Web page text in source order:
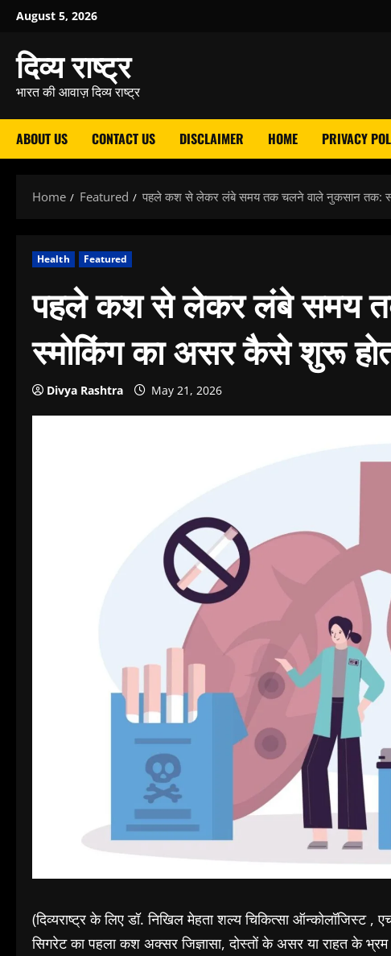
Skip
content
August 5, 2026
दिव्य राष्ट्र
भारत की आवाज़ दिव्य राष्ट्र
ABOUT US CONTACT US DISCLAIMER HOME PRIVACY
Home Featured पहले कश से लेकर लंबे समय तक चलने वाले नुकसान तक:
Health Featured
पहले कश से लेकर लंबे समय
स्मोकिंग का असर कैसे शुरू
Divya Rashtra May 21, 2026
(दिव्यराष्ट्र के लिए डॉ. निखिल मेहता शल्य चिकित्सा ऑन्कोलॉजिस्ट
सिगरेट का पहला कश अक्सर जिज्ञासा, दोस्तों के असर या राहत के